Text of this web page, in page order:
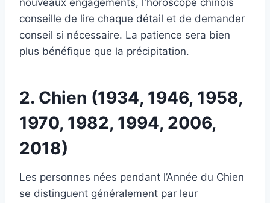
nouveaux engagements, l'horoscope chinois
conseille de lire chaque détail et de demander
conseil si nécessaire. La patience sera bien
plus bénéfique que la précipitation.
2. Chien (1934, 1946, 1958,
1970, 1982, 1994, 2006,
2018)
Les personnes nées pendant l’Année du Chien
se distinguent généralement par leur